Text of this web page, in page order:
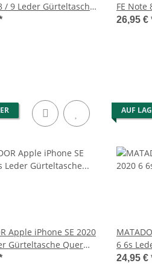
/ 9 Leder Gürteltasche
FE Note
Schwarz
26,95 €
Apple iPhone SE 2020
Gürteltasche Quer
AUF
6 6s
Schwarz
24,95 €